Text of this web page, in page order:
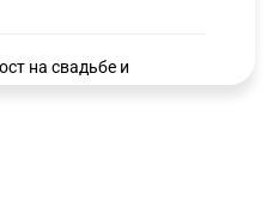
на свадьбе и
дело
дороже. Почему в
расти цены на